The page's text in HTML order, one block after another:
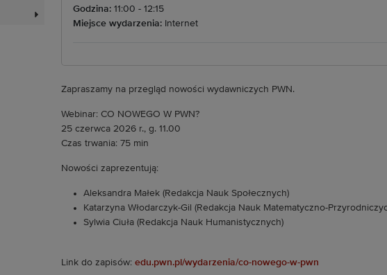
Godzina: 11:00 - 12:15
Miejsce wydarzenia: Internet
Zapraszamy na przegląd nowości wydawniczych PWN.
Webinar: CO NOWEGO W PWN?
25 czerwca 2026 r., g. 11.00
Czas trwania: 75 min
Nowości zaprezentują:
Aleksandra Małek (Redakcja Nauk Społecznych)
Katarzyna Włodarczyk-Gil (Redakcja Nauk Matematyczno-
Sylwia Ciuła (Redakcja Nauk Humanistycznych)
Link do zapisów: edu.pwn.pl/wydarzenia/co-nowego-w-pwn